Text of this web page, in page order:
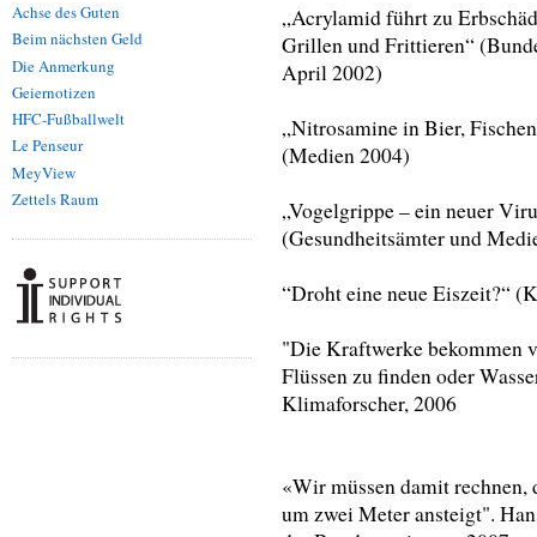
Achse des Guten
Beim nächsten Geld
Die Anmerkung
Geiernotizen
HFC-Fußballwelt
Le Penseur
MeyView
Zettels Raum
„Acrylamid führt zu
Grillen und Frittieren“
April 2002)
„Nitrosamine in Bier,
(Medien 2004)
„Vogelgrippe – ein neuer
(Gesundheitsämter und
“Droht eine neue Eiszeit?“
"Die Kraftwerke bekommen
Flüssen zu finden oder
Klimaforscher, 2006
«Wir müssen damit rechnen,
um zwei Meter ansteigt".